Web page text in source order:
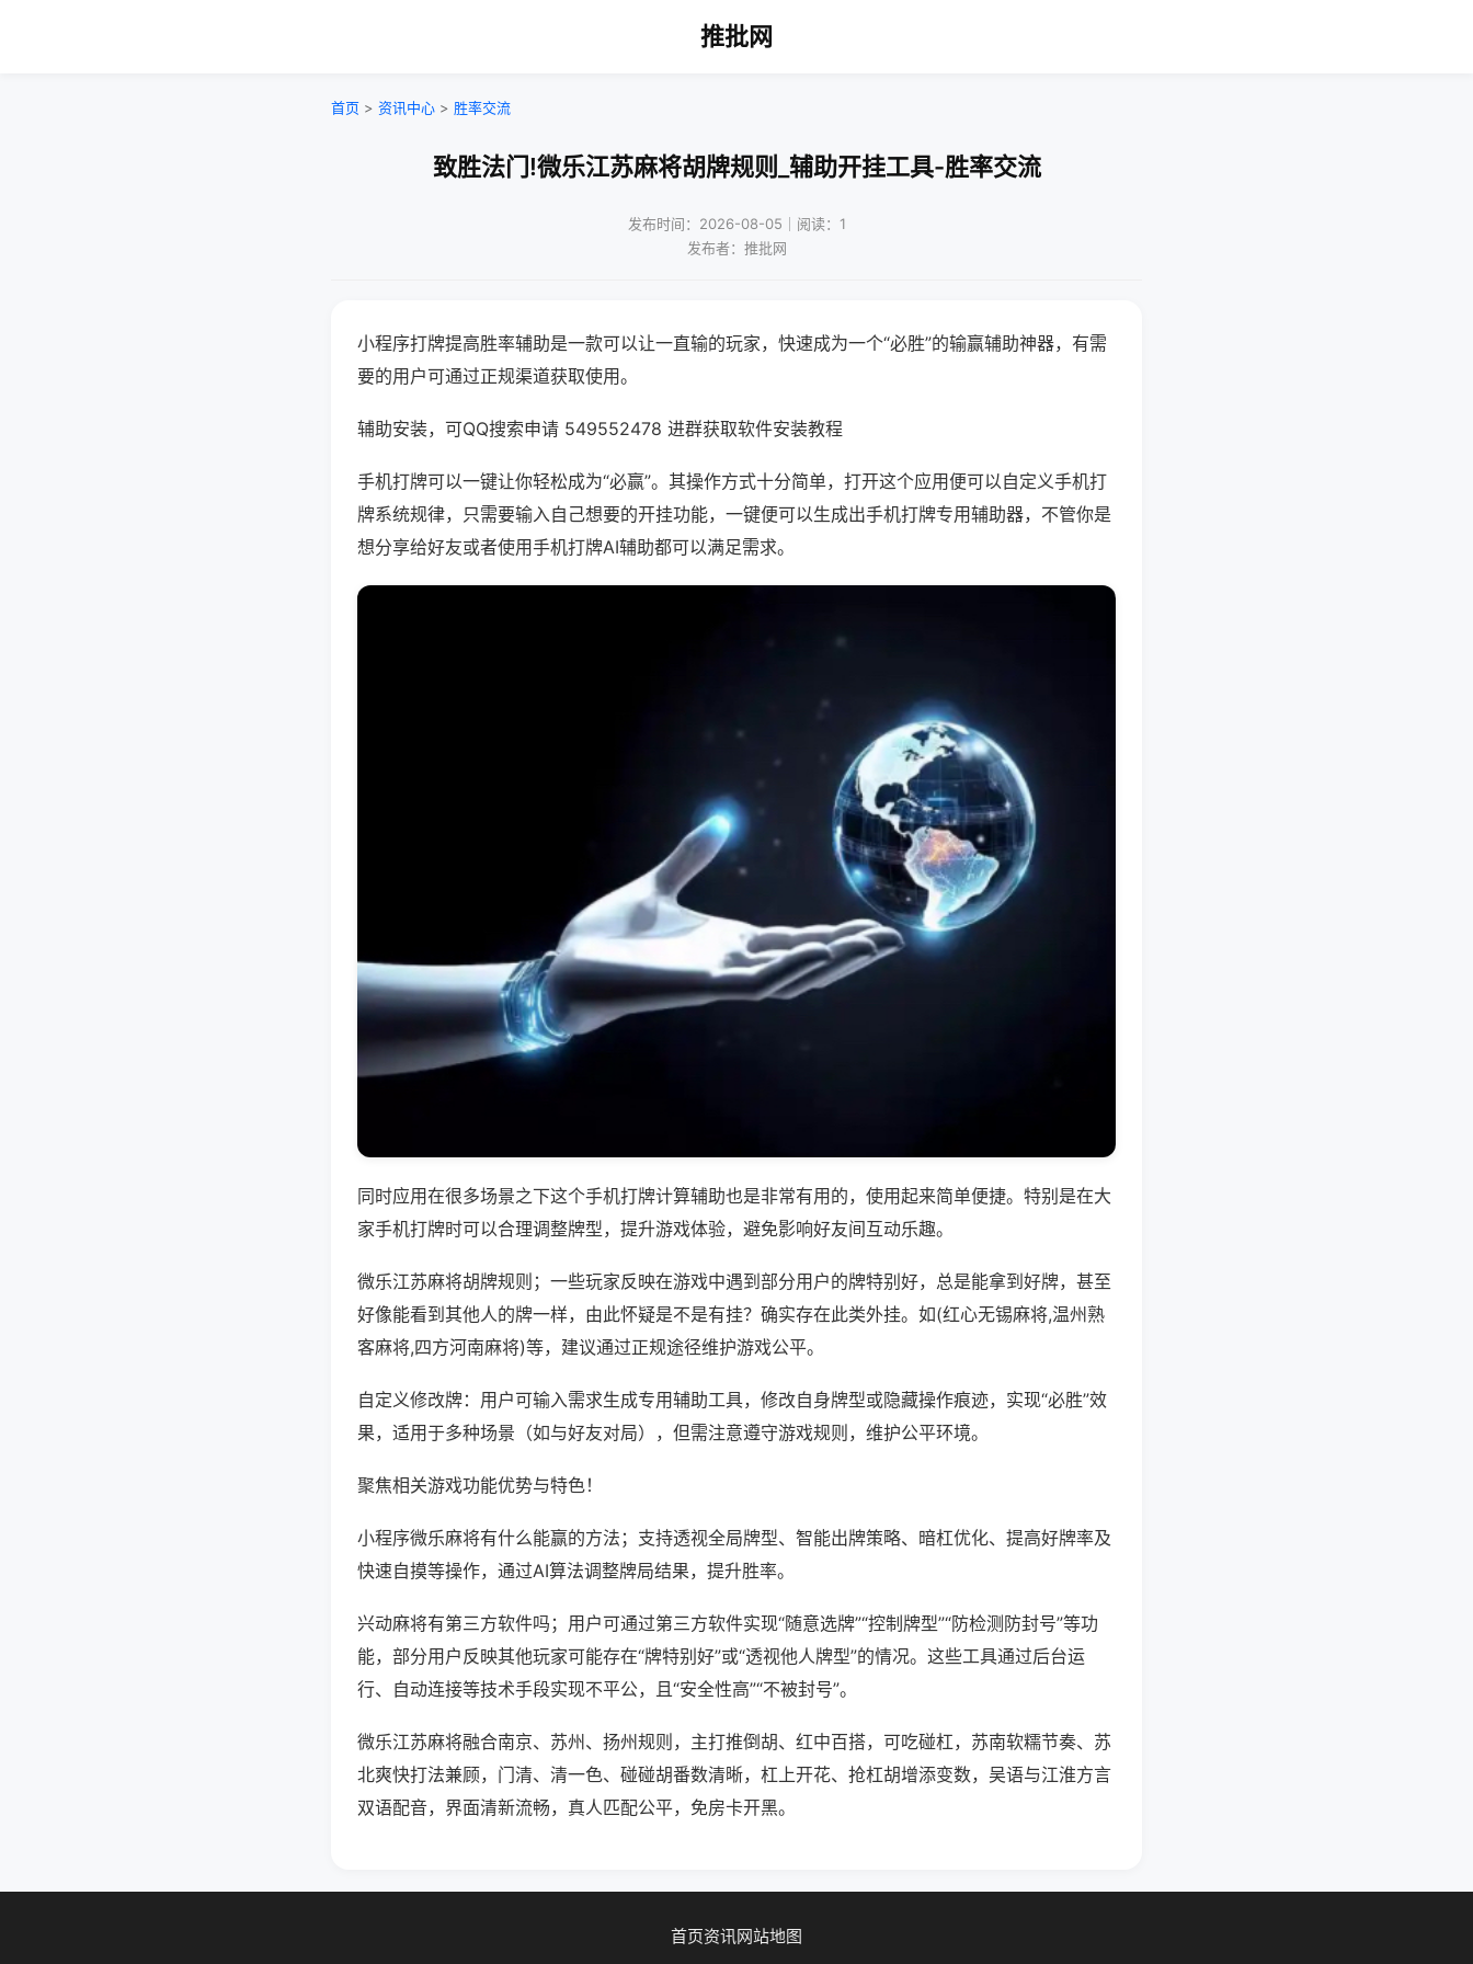
推批网
首页 > 资讯中心 > 胜率交流
致胜法门!微乐江苏麻将胡牌规则_辅助开挂工具-胜率交流
发布时间：2026-08-05｜阅读：1
发布者：推批网
小程序打牌提高胜率辅助是一款可以让一直输的玩家，快速成为一个“必胜”的输赢辅助神器，有需
要的用户可通过正规渠道获取使用。
辅助安装，可QQ搜索申请 549552478 进群获取软件安装教程
手机打牌可以一键让你轻松成为“必赢”。其操作方式十分简单，打开这个应用便可以自定义手机打
牌系统规律，只需要输入自己想要的开挂功能，一键便可以生成出手机打牌专用辅助器，不管你是
想分享给好友或者使用手机打牌AI辅助都可以满足需求。
同时应用在很多场景之下这个手机打牌计算辅助也是非常有用的，使用起来简单便捷。特别是在大
家手机打牌时可以合理调整牌型，提升游戏体验，避免影响好友间互动乐趣。
微乐江苏麻将胡牌规则；一些玩家反映在游戏中遇到部分用户的牌特别好，总是能拿到好牌，甚至
好像能看到其他人的牌一样，由此怀疑是不是有挂？确实存在此类外挂。如(红心无锡麻将,温州熟
客麻将,四方河南麻将)等，建议通过正规途径维护游戏公平。
自定义修改牌：用户可输入需求生成专用辅助工具，修改自身牌型或隐藏操作痕迹，实现“必胜”效
果，适用于多种场景（如与好友对局），但需注意遵守游戏规则，维护公平环境。
聚焦相关游戏功能优势与特色！
小程序微乐麻将有什么能赢的方法；支持透视全局牌型、智能出牌策略、暗杠优化、提高好牌率及
快速自摸等操作，通过AI算法调整牌局结果，提升胜率。
兴动麻将有第三方软件吗；用户可通过第三方软件实现“随意选牌”“控制牌型”“防检测防封号”等功
能，部分用户反映其他玩家可能存在“牌特别好”或“透视他人牌型”的情况。这些工具通过后台运
行、自动连接等技术手段实现不平公，且“安全性高”“不被封号”。
微乐江苏麻将融合南京、苏州、扬州规则，主打推倒胡、红中百搭，可吃碰杠，苏南软糯节奏、苏
北爽快打法兼顾，门清、清一色、碰碰胡番数清晰，杠上开花、抢杠胡增添变数，吴语与江淮方言
双语配音，界面清新流畅，真人匹配公平，免房卡开黑。
首页资讯网站地图